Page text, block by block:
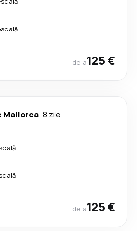
de la125 €
Mallorca 8 zile
de la125 €